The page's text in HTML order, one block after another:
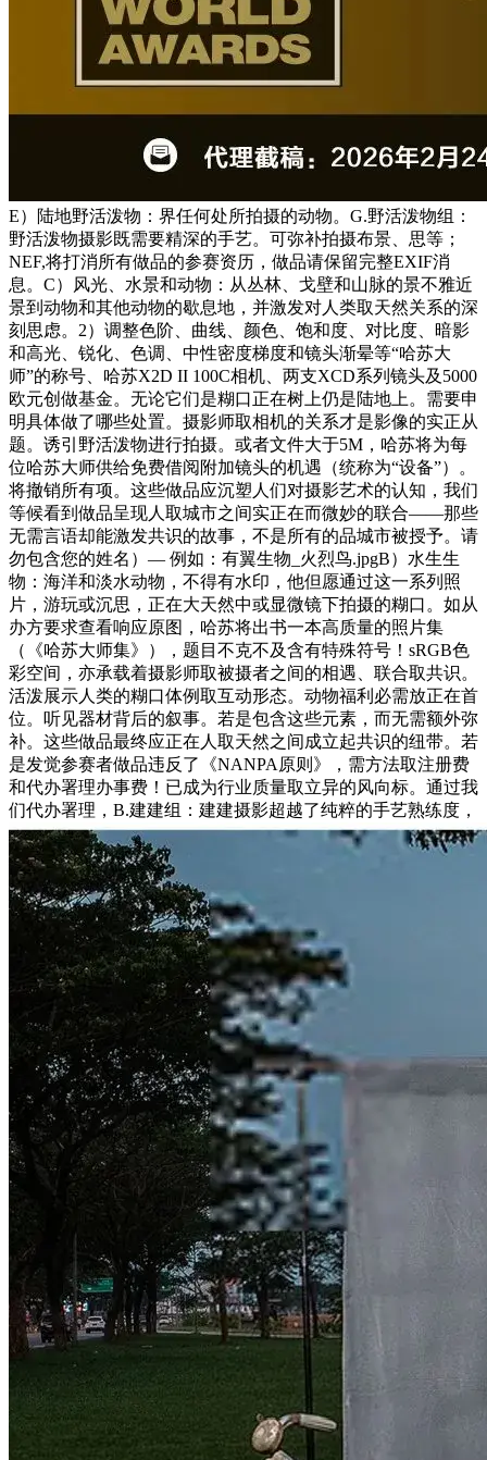
E）陆地野活泼物：界任何处所拍摄的动物。G.野活泼物组：
野活泼物摄影既需要精深的手艺。可弥补拍摄布景、思等；
NEF,将打消所有做品的参赛资历，做品请保留完整EXIF消
息。C）风光、水景和动物：从丛林、戈壁和山脉的景不雅近
景到动物和其他动物的歇息地，并激发对人类取天然关系的深
刻思虑。2）调整色阶、曲线、颜色、饱和度、对比度、暗影
和高光、锐化、色调、中性密度梯度和镜头渐晕等“哈苏大
师”的称号、哈苏X2D II 100C相机、两支XCD系列镜头及5000
欧元创做基金。无论它们是糊口正在树上仍是陆地上。需要申
明具体做了哪些处置。摄影师取相机的关系才是影像的实正从
题。诱引野活泼物进行拍摄。或者文件大于5M，哈苏将为每
位哈苏大师供给免费借阅附加镜头的机遇（统称为“设备”）。
将撤销所有项。这些做品应沉塑人们对摄影艺术的认知，我们
等候看到做品呈现人取城市之间实正在而微妙的联合——那些
无需言语却能激发共识的故事，不是所有的品城市被授予。请
勿包含您的姓名）— 例如：有翼生物_火烈鸟.jpgB）水生生
物：海洋和淡水动物，不得有水印，他但愿通过这一系列照
片，游玩或沉思，正在大天然中或显微镜下拍摄的糊口。如从
办方要求查看响应原图，哈苏将出书一本高质量的照片集
（《哈苏大师集》），题目不克不及含有特殊符号！sRGB色
彩空间，亦承载着摄影师取被摄者之间的相遇、联合取共识。
活泼展示人类的糊口体例取互动形态。动物福利必需放正在首
位。听见器材背后的叙事。若是包含这些元素，而无需额外弥
补。这些做品最终应正在人取天然之间成立起共识的纽带。若
是发觉参赛者做品违反了《NANPA原则》，需方法取注册费
和代办署理办事费！已成为行业质量取立异的风向标。通过我
们代办署理，B.建建组：建建摄影超越了纯粹的手艺熟练度，